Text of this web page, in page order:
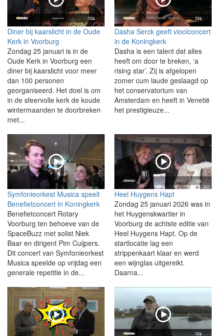
Diner bij kaarslicht in de Oude
Kerk in Voorburg
Zondag 25 januari is in de
Oude Kerk in Voorburg een
diner bij kaarslicht voor meer
dan 100 personen
georganiseerd. Het doel is om
in de sfeervolle kerk de koude
wintermaanden te doorbreken
met...
Dasha Serck geeft vioolconcert
in de Koningkerk
Dasha is een talent dat alles
heeft om door te breken, ‘a
rising star’. Zij is afgelopen
zomer cum laude geslaagd op
het conservatorium van
Amsterdam en heeft in Venetië
het prestigieuze...
Symfonieorkest Musica speelt
Benefietconcert in Koningkerk
Benefietconcert Rotary
Voorburg ten behoeve van de
SpaceBuzz met solist Niek
Baar en dirigent Pim Cuijpers.
Dit concert van Symfonieorkest
Musica speelde op vrijdag een
generale repetitie in de...
Heel Huygens Hapt
Zondag 25 januari 2026 was in
het Huygenskwartier in
Voorburg de achtste editie van
Heel Huygens Hapt. Op de
startlocatie lag een
strippenkaart klaar en werd
een wijnglas uitgereikt.
Daarna...